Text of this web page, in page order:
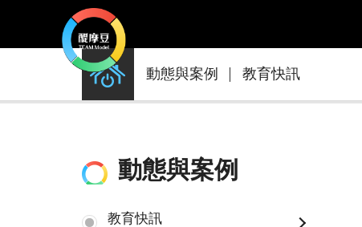
動態與案例 教育快訊
動態與案例
教育快訊